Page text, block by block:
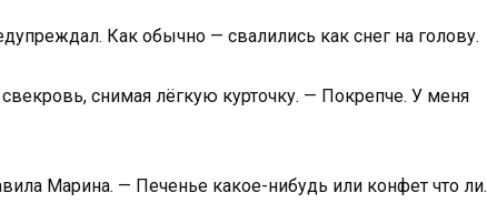
Как обычно — свалились как снег на голову.
снимая лёгкую курточку. — Покрепче. У меня
Марина. — Печенье какое-нибудь или конфет что ли.